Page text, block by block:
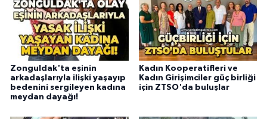
Zonguldak'ta eşinin
arkadaşlarıyla ilişki yaşayıp
bedenini sergileyen kadına
meydan dayağı!
Kadın Kooperatifleri ve
Kadın Girişimciler güç birliği
için ZTSO'da buluşlar